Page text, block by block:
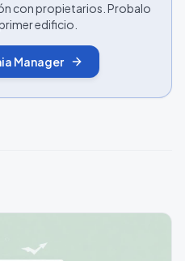
con propietarios. Probalo
edificio.
Manager